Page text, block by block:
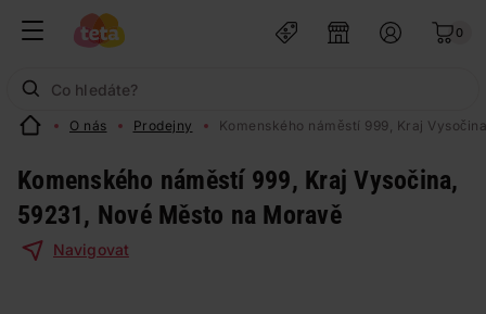
0
O nás Prodejny Komenského náměstí 999, Kraj
Komenského náměstí 999, Kraj Vysočina,
59231, Nové Město na Moravě
Navigovat